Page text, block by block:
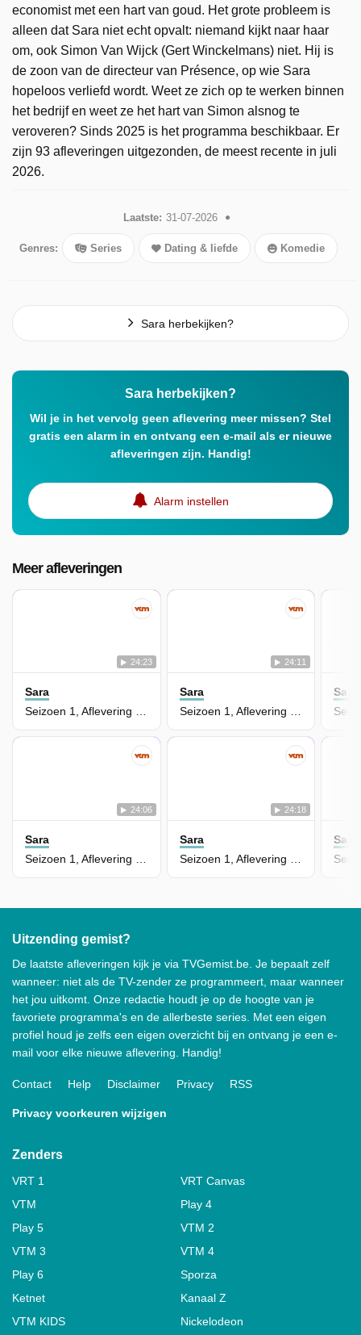
economist met een hart van goud. Het grote probleem is
alleen dat Sara niet echt opvalt: niemand kijkt naar haar
om, ook Simon Van Wijck (Gert Winckelmans) niet. Hij is
de zoon van de directeur van Présence, op wie Sara
hopeloos verliefd wordt. Weet ze zich op te werken binnen
het bedrijf en weet ze het hart van Simon alsnog te
veroveren? Sinds 2025 is het programma beschikbaar. Er
zijn 93 afleveringen uitgezonden, de meest recente in juli
2026.
Laatste: 31-07-2026
Genres: Series Dating & liefde Komedie
Sara herbekijken?
Sara herbekijken?
Wil je in het vervolg geen aflevering meer missen? Stel
gratis een alarm in en ontvang een e-mail als er nieuwe
afleveringen zijn. Handig!
Alarm instellen
Meer afleveringen
24:23
Sara
Seizoen 1, Aflevering 192
24:11
Sara
Seizoen 1, Aflevering 191
24:06
Sara
24:18
Sara
Sara
Sara
Uitzending gemist?
De laatste afleveringen kijk je via TVGemist.be. Je bepaalt zelf
wanneer: niet als de TV-zender ze programmeert, maar wanneer
het jou uitkomt. Onze redactie houdt je op de hoogte van je
favoriete programma's en de allerbeste series. Met een eigen
profiel houd je zelfs een eigen overzicht bij en ontvang je een e-
mail voor elke nieuwe aflevering. Handig!
Contact Help Disclaimer Privacy RSS
Privacy voorkeuren wijzigen
Zenders
VRT 1
VRT Canvas
VTM
Play 4
Play 5
VTM 2
VTM 3
VTM 4
Play 6
Sporza
Ketnet
Kanaal Z
VTM KIDS
Nickelodeon